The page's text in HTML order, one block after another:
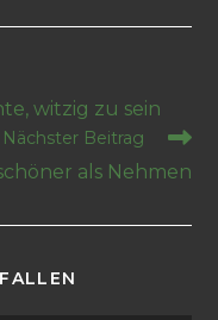
witzig zu sein
Nächster Beitrag
als Nehmen